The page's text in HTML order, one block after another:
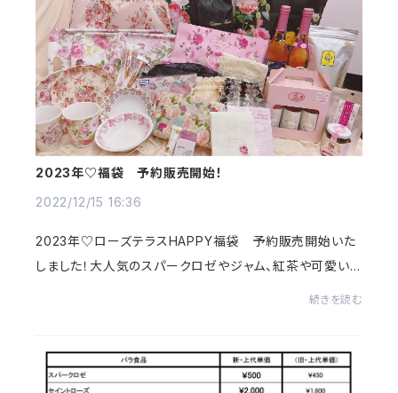
2023年♡福袋 予約販売開始！
2022/12/15 16:36
2023年♡ローズテラスHAPPY福袋 予約販売開始いた
しました！大人気のスパークロゼやジャム、紅茶や可愛いバ
続きを読む